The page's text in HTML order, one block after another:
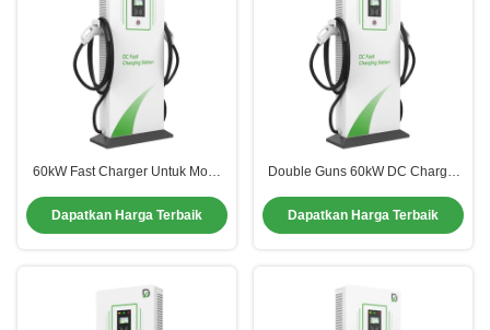
60kW Fast Charger Untuk Mobil
komersial
Dapatkan Harga Terbaik
Double Guns 60kW DC Charger
Transportasi Kargo
Dapatkan Harga Terbaik